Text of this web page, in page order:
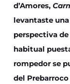
d’Amores,
levantaste
perspectiva
habitual
rompedor se
del